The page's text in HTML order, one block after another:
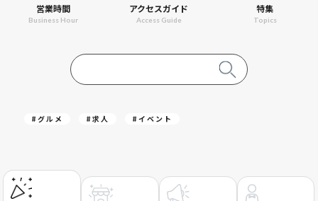
営業時間
Business Hour
アクセスガイド
Access Guide
特集
Topics
#グルメ #求人 #イベント